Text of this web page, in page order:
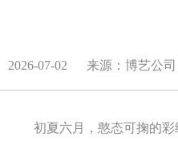
2026-07-02 来源：博艺公司
初夏六月，憨态可掬的彩绘